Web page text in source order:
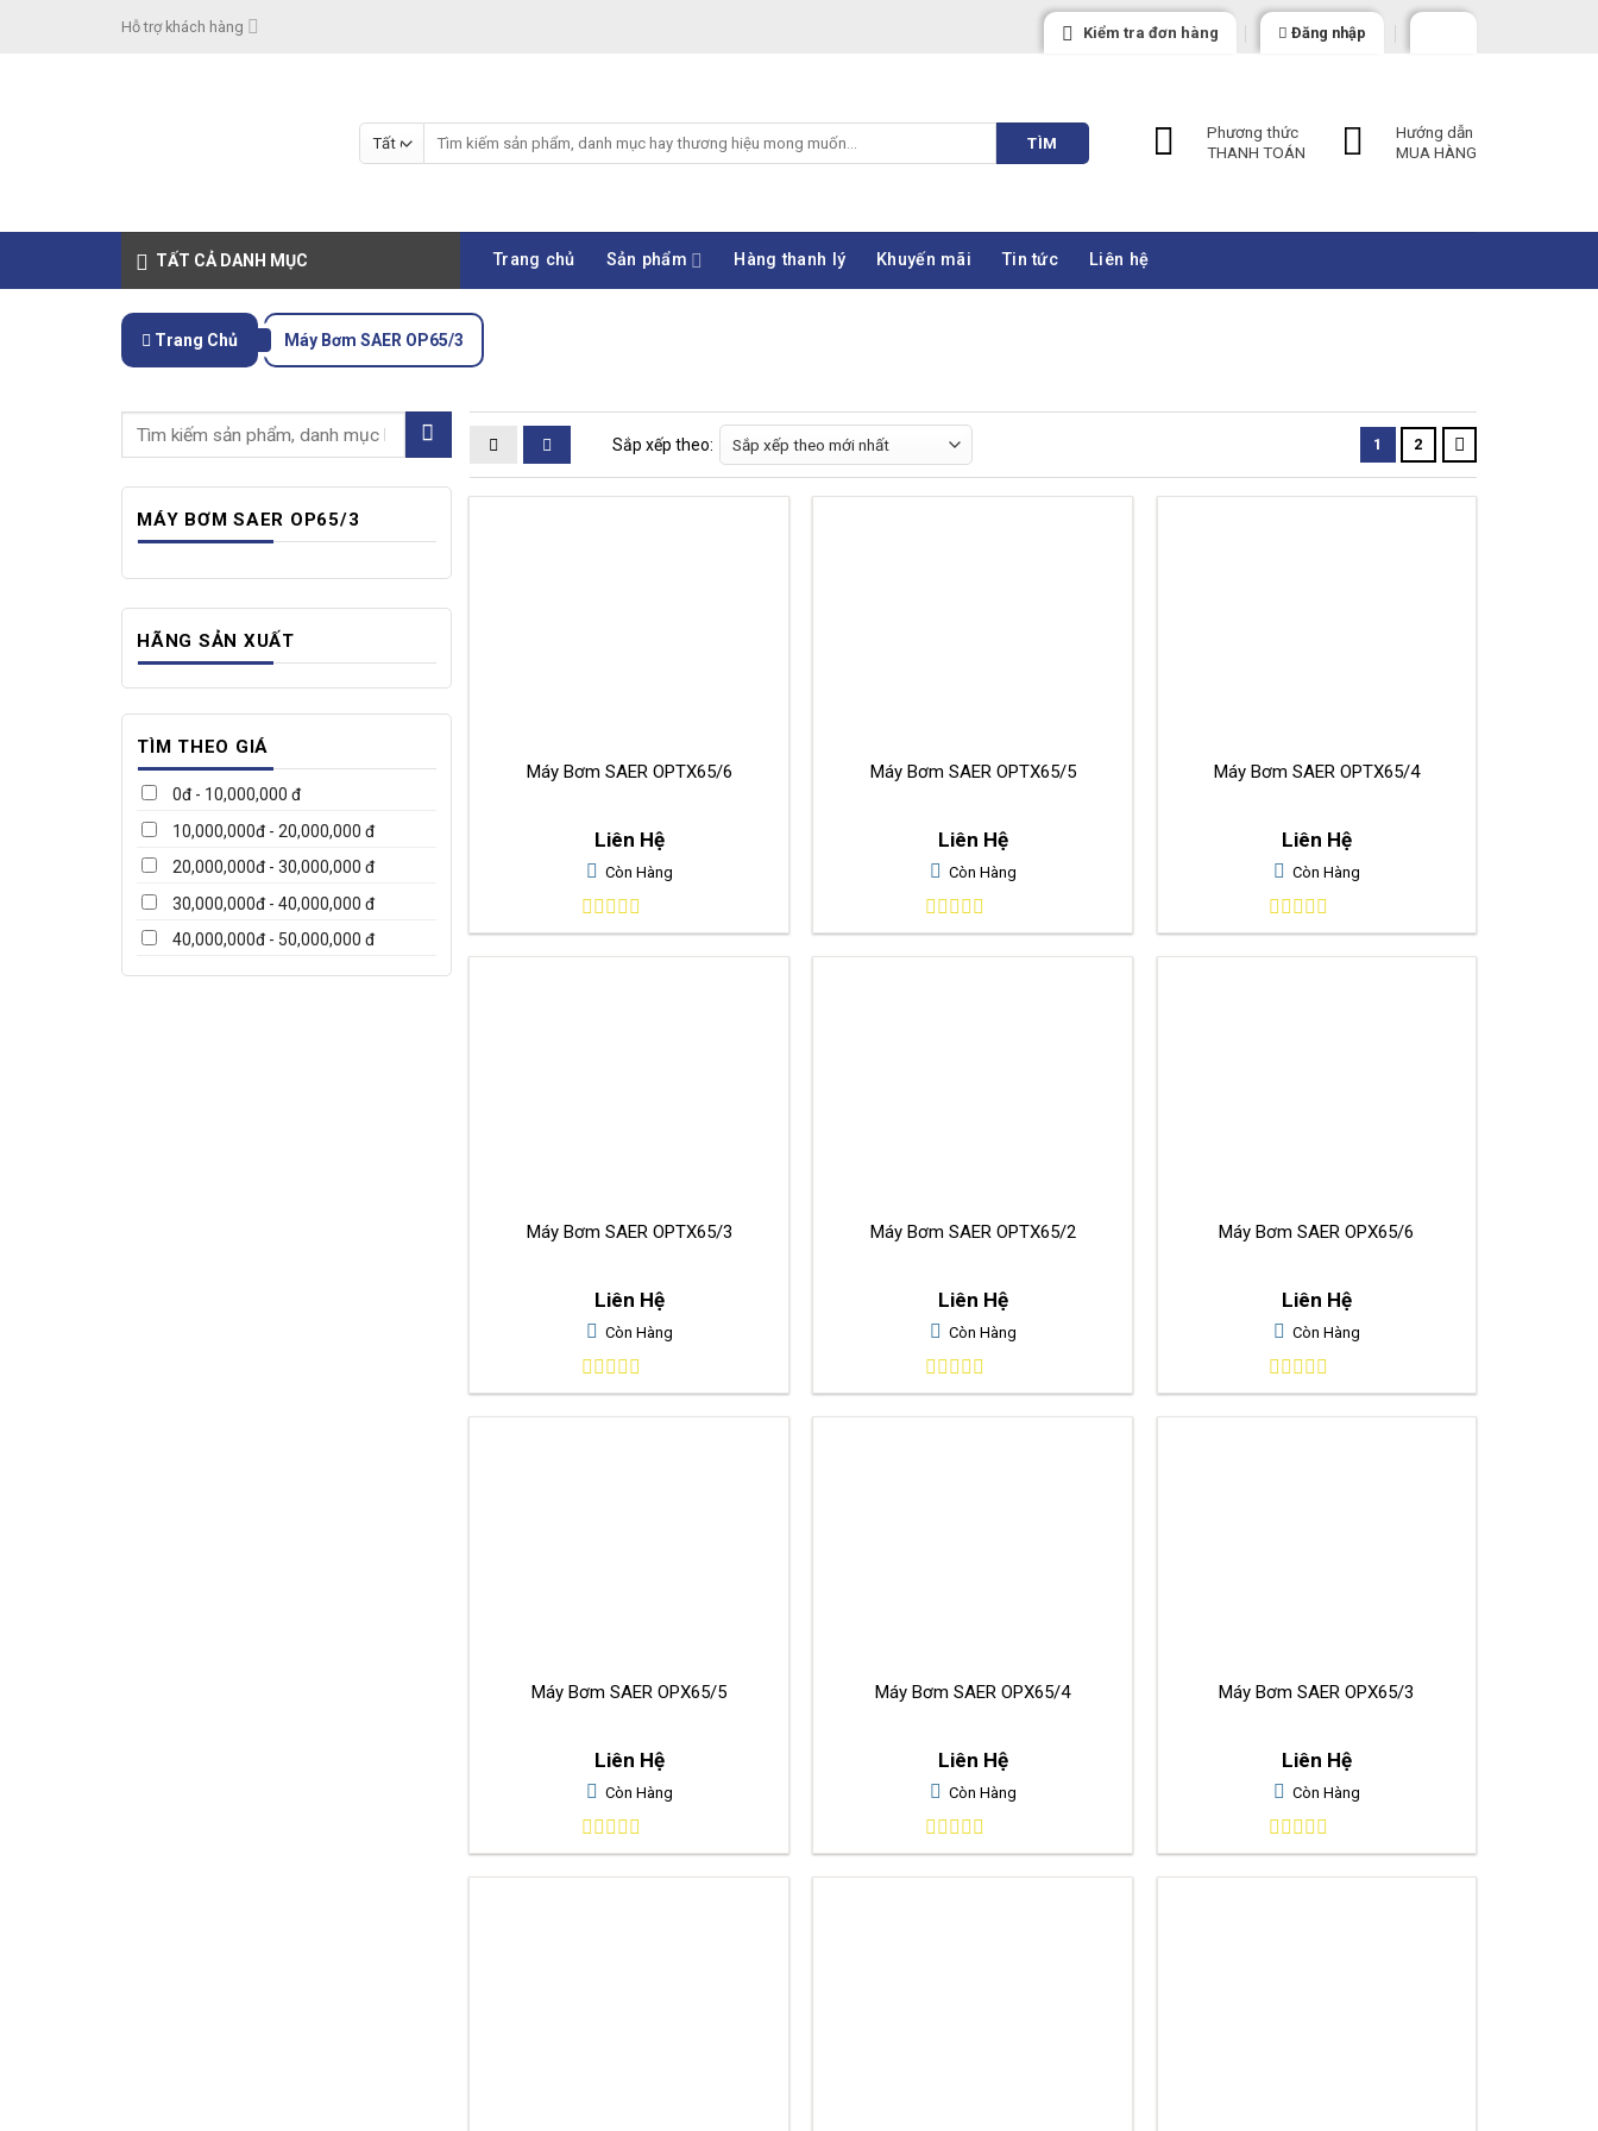
Hỗ trợ khách hàng Kiểm tra đơn hàng Đăng nhập
kiếm:
TÌM
Phương thức
THANH TOÁN
Hướng dẫn
MUA HÀNG
TẤT CẢ DANH MỤC Trang chủ Sản phẩm Hàng thanh lý Khuyến mãi Tin tức Liên hệ
Trang Chủ Máy Bơm SAER OP65/3
MÁY BƠM SAER OP65/3
HÃNG SẢN XUẤT
TÌM THEO GIÁ
0đ - 10,000,000 đ
10,000,000đ - 20,000,000 đ
20,000,000đ - 30,000,000 đ
30,000,000đ - 40,000,000 đ
40,000,000đ - 50,000,000 đ
Sắp xếp theo: 1 2
Máy Bơm SAER OPTX65/6
Liên Hệ
Còn Hàng
0
out
Máy Bơm SAER OPTX65/5
Liên Hệ
Còn Hàng
0
out
Máy Bơm SAER OPTX65/4
Liên Hệ
Còn Hàng
0
out
Máy Bơm SAER OPTX65/3
Liên Hệ
Còn Hàng
0
out
Máy Bơm SAER OPTX65/2
Liên Hệ
Còn Hàng
0
out
Máy Bơm SAER OPX65/6
Liên Hệ
Còn Hàng
0
out
Máy Bơm SAER OPX65/5
Liên Hệ
Còn Hàng
0
out
Máy Bơm SAER OPX65/4
Liên Hệ
Còn Hàng
0
out
Máy Bơm SAER OPX65/3
Liên Hệ
Còn Hàng
0
out